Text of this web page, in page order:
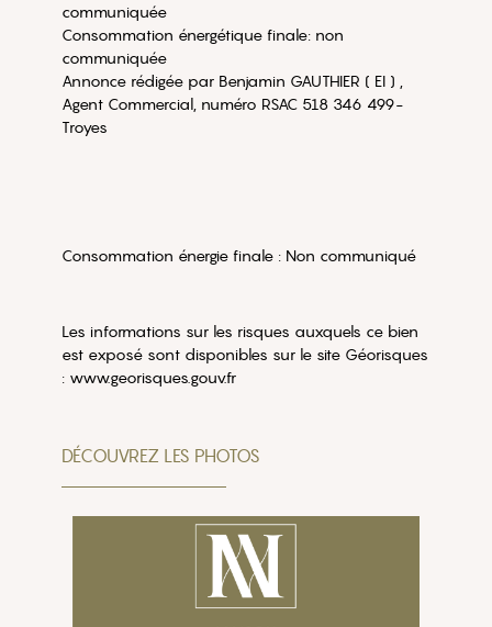
communiquée
Consommation énergétique finale: non
communiquée
Annonce rédigée par Benjamin GAUTHIER ( EI ) ,
Agent Commercial, numéro RSAC 518 346 499-
Troyes
Consommation énergie finale : Non communiqué
Les informations sur les risques auxquels ce bien
est exposé sont disponibles sur le site Géorisques
: www.georisques.gouv.fr
DÉCOUVREZ LES PHOTOS